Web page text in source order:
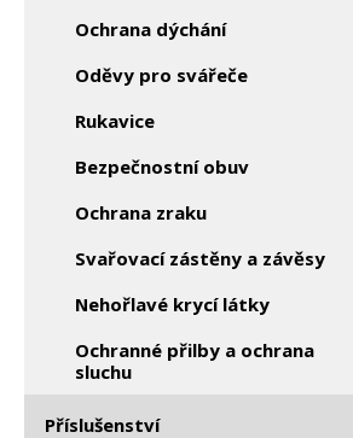
Ochrana dýchání
Oděvy pro svářeče
Rukavice
Bezpečnostní obuv
Ochrana zraku
Svařovací zástěny a závěsy
Nehořlavé krycí látky
Ochranné přilby a ochrana
sluchu
Příslušenství